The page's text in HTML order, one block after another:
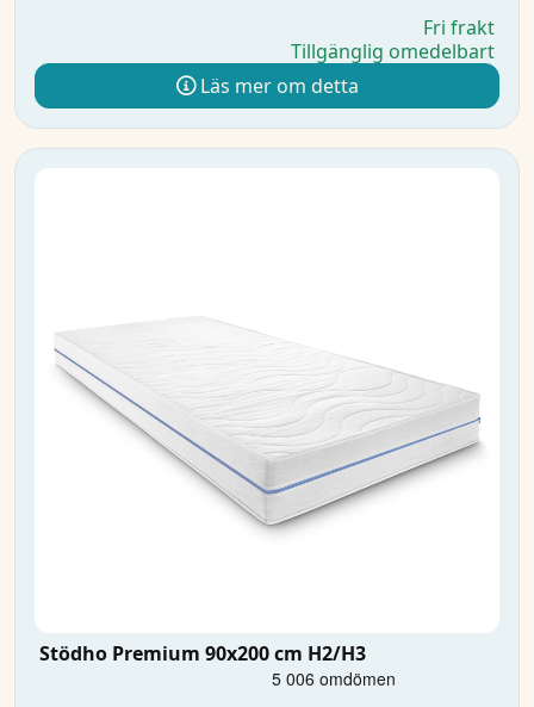
Fri frakt
Tillgänglig omedelbart
Läs mer om detta
Stödho Premium 90x200 cm H2/H3